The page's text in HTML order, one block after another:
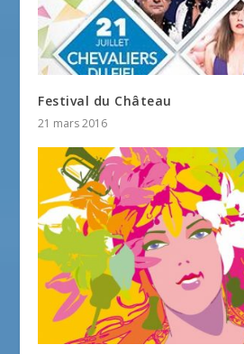
Festival du Château
21 mars 2016